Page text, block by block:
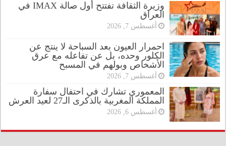
وزيرة الثقافة تفتتح أول صالة IMAX في
العراق
أغسطس 7, 2026
احمرار العيون بعد السباحة لا ينتج عن
الكلور وحده، بل عن تفاعله مع عرق
الأشخاص وبولهم في المسبح
أغسطس 7, 2026
المعموري تشارك في احتفال سفارة
المملكة المغربية بالذكرى الـ27 لعيد العرش
أغسطس 6, 2026